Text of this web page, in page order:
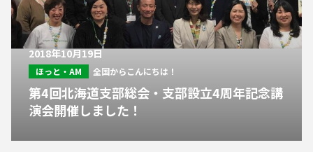
2018年10月19日
ほっと・AM 全国からこんにちは！
第4回北海道支部総会・支部設立4周年記念講
演会開催しました！